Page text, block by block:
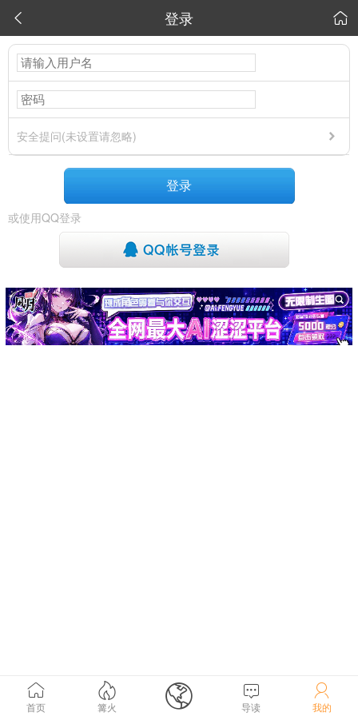
 登录 
安全提问(未设置请忽略)
登录
或使用QQ登录

首页

篝火  
导读

我的